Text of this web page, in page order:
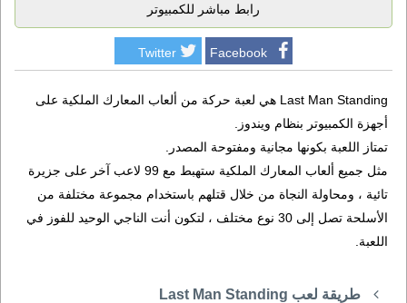
رابط مباشر للكمبيوتر
Facebook
Twitter
Last Man Standing هي لعبة حركة من ألعاب المعارك الملكية على
أجهزة الكمبيوتر بنظام ويندوز.
تمتاز اللعبة بكونها مجانية ومفتوحة المصدر.
مثل جميع ألعاب المعارك الملكية ستهبط مع 99 لاعب آخر على جزيرة
تائية ، ومحاولة النجاة من خلال قتلهم باستخدام مجموعة مختلفة من
الأسلحة تصل إلى 30 نوع مختلف ، لتكون أنت الناجي الوحيد للفوز في
اللعبة.
طريقة لعب Last Man Standing